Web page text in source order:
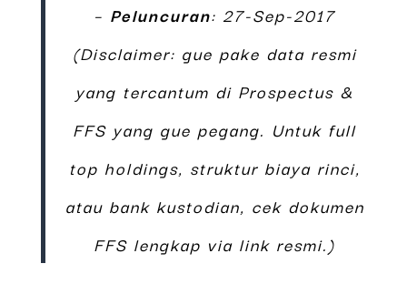
– Peluncuran: 27-Sep-2017
(Disclaimer: gue pake data resmi
yang tercantum di Prospectus &
FFS yang gue pegang. Untuk full
top holdings, struktur biaya rinci,
atau bank kustodian, cek dokumen
FFS lengkap via link resmi.)